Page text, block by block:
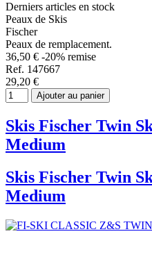
Derniers articles en stock
Peaux de Skis
Fischer
Peaux de remplacement.
36,50 € -20% remise
Ref. 147667
29,20 €
Ajouter au panier
Skis Fischer Twin
Medium
Skis Fischer Twin
Medium